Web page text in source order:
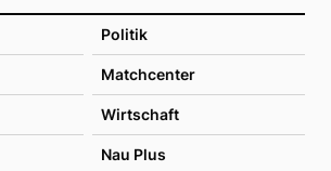
Politik
Matchcenter
Wirtschaft
Nau Plus